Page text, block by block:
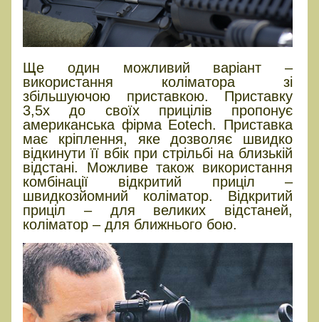
Ще один можливий варіант –
використання коліматора зі
збільшуючою приставкою. Приставку
3,5х до своїх прицілів пропонує
американська фірма Eotech. Приставка
має кріплення, яке дозволяє швидко
відкинути її вбік при стрільбі на близькій
відстані. Можливе також використання
комбінації відкритий приціл –
швидкозйомний коліматор. Відкритий
приціл – для великих відстаней,
коліматор – для ближнього бою.